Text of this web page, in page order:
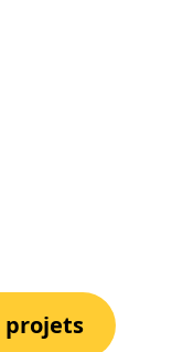
projets